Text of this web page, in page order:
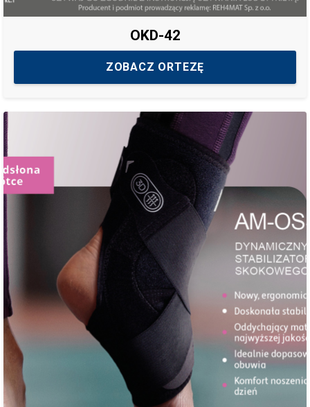
OKD-42
ZOBACZ ORTEZĘ